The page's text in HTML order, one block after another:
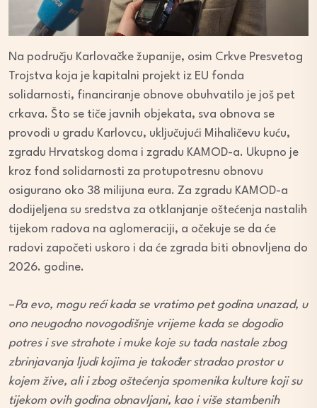
Na području Karlovačke županije, osim Crkve Presvetog
Trojstva koja je kapitalni projekt iz EU fonda
solidarnosti, financiranje obnove obuhvatilo je još pet
crkava. Što se tiče javnih objekata, sva obnova se
provodi u gradu Karlovcu, uključujući Mihaličevu kuću,
zgradu Hrvatskog doma i zgradu KAMOD-a. Ukupno je
kroz fond solidarnosti za protupotresnu obnovu
osigurano oko 38 milijuna eura. Za zgradu KAMOD-a
dodijeljena su sredstva za otklanjanje oštećenja nastalih
tijekom radova na aglomeraciji, a očekuje se da će
radovi započeti uskoro i da će zgrada biti obnovljena do
2026. godine.
–Pa evo, mogu reći kada se vratimo pet godina unazad, u
ono neugodno novogodišnje vrijeme kada se dogodio
potres i sve strahote i muke koje su tada nastale zbog
zbrinjavanja ljudi kojima je također stradao prostor u
kojem žive, ali i zbog oštećenja spomenika kulture koji su
tijekom ovih godina obnavljani, kao i više stambenih